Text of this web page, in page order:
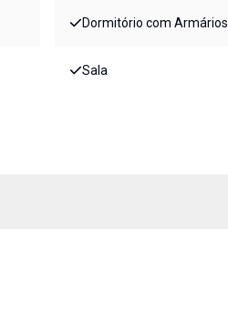
Dormitório com Armários
Sala